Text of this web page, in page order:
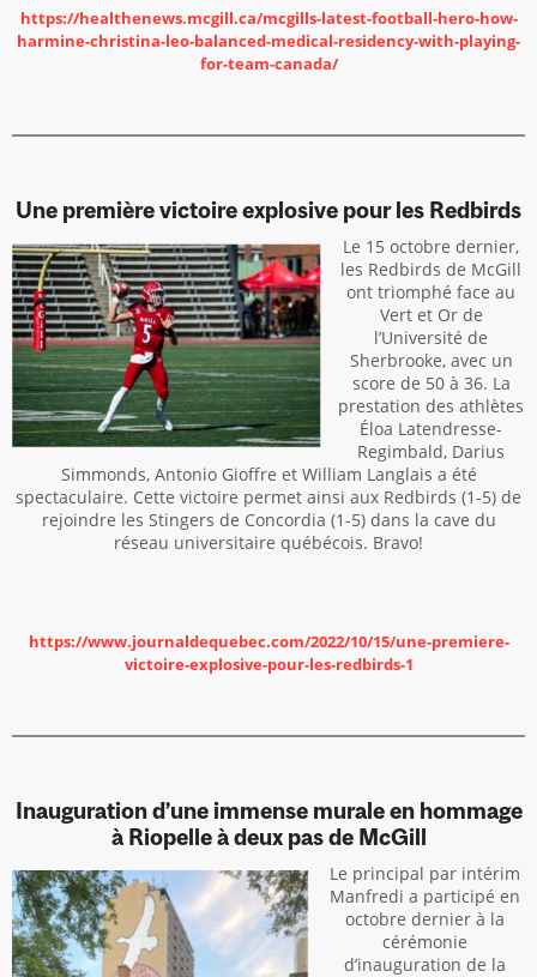
https://healthenews.mcgill.ca/mcgills-latest-football-hero-how-
harmine-christina-leo-balanced-medical-residency-with-playing-
for-team-canada/
Une première victoire explosive pour les Redbirds
Le 15 octobre dernier,
les Redbirds de McGill
ont triomphé face au
Vert et Or de
l’Université de
Sherbrooke, avec un
score de 50 à 36. La
prestation des athlètes
Éloa Latendresse-
Regimbald, Darius
Simmonds, Antonio Gioffre et William Langlais a été
spectaculaire. Cette victoire permet ainsi aux Redbirds (1-5) de
rejoindre les Stingers de Concordia (1-5) dans la cave du
réseau universitaire québécois. Bravo!
https://www.journaldequebec.com/2022/10/15/une-premiere-
victoire-explosive-pour-les-redbirds-1
Inauguration d’une immense murale en hommage
à Riopelle à deux pas de McGill
Le principal par intérim
Manfredi a participé en
octobre dernier à la
cérémonie
d’inauguration de la